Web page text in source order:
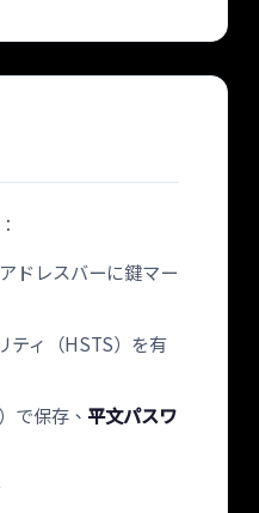
ドレスバーに鍵マー
ティ（HSTS）を有
で保存、 平文パスワ